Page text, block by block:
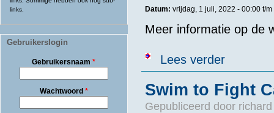
links.
Gebruikerslogin
Gebruikersnaam*
Wachtwoord *
Datum: vrijdag, 1 juli, 2022 - 00:00t/m
Meer informatie op de
Lees verderover Swim to
Swim to Fight
Gepubliceerd door